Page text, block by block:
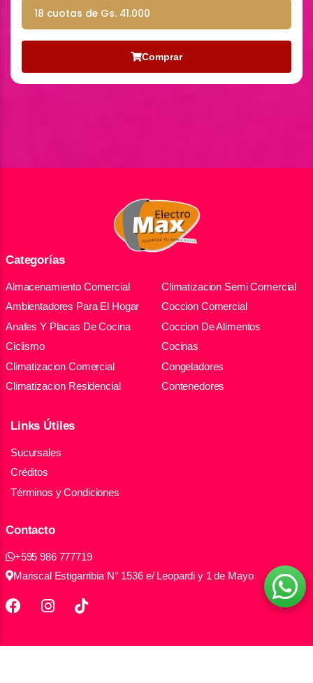
18 cuotas de Gs. 41.000
Comprar
Categorías
Almacenamiento Comercial
Ambientadores Para El Hogar
Anafes Y Placas De Cocina
Ciclismo
Climatizacion Comercial
Climatizacion Residencial
Climatizacion Semi Comercial
Coccion Comercial
Coccion De Alimentos
Cocinas
Congeladores
Contenedores
Links Útiles
Sucursales
Créditos
Términos y Condiciones
Contacto
+595 986 777719
Mariscal Estigarribia N° 1536 e/ Leopardi y 1 de Mayo